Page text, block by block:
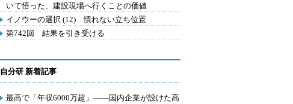
いて悟った、建設現場へ行くことの価値
イノウーの選択 (12) 慣れない立ち位置
第742回 結果を引き受ける
自分研 新着記事
最高で「年収6000万超」――国内企業が設けた高